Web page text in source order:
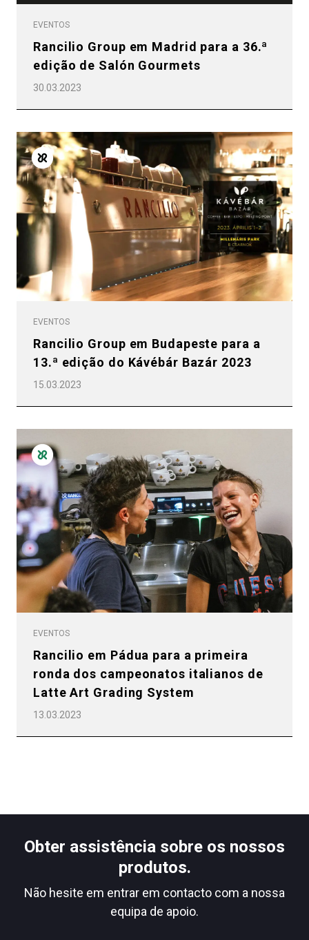
EVENTOS
Rancilio Group em Madrid para a 36.ª
edição de Salón Gourmets
30.03.2023
EVENTOS
Rancilio Group em Budapeste para a
13.ª edição do Kávébár Bazár 2023
15.03.2023
EVENTOS
Rancilio em Pádua para a primeira
ronda dos campeonatos italianos de
Latte Art Grading System
13.03.2023
Obter assistência sobre os nossos
produtos.
Não hesite em entrar em contacto com a nossa
equipa de apoio.